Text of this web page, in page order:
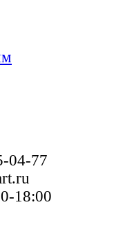
04-77
18:00